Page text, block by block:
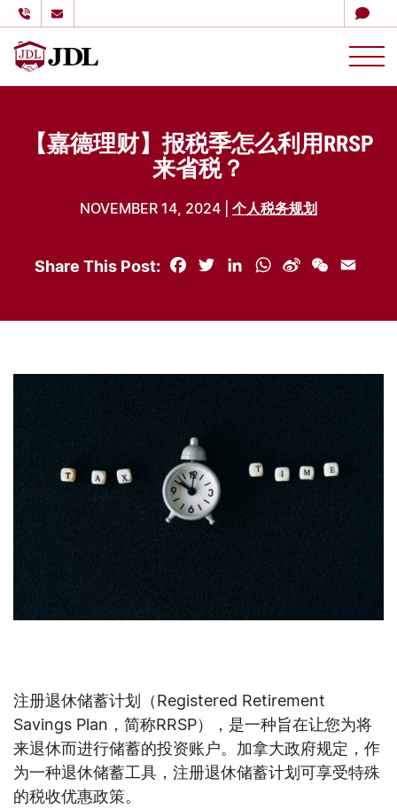
多伦多嘉德理财
【嘉德理财】报税季怎么利用RRSP
来省税？
NOVEMBER 14, 2024 | 个人税务规划
Share This Post: Facebook
TwitterLinkedInWhatsApp
Sina
WeChat
注册退休储蓄计划（Registered Retirement
Savings Plan，简称RRSP），是一种旨在让您为将
来退休而进行储蓄的投资账户。加拿大政府规定，作
为一种退休储蓄工具，注册退休储蓄计划可享受特殊
的税收优惠政策。